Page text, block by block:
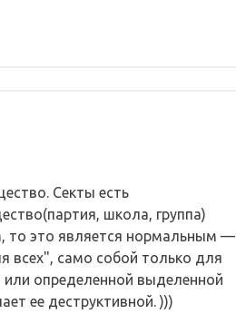
Секты есть
школа, группа)
то это является нормальным —
всех", само собой только для
определенной выделенной
ее деструктивной. )))